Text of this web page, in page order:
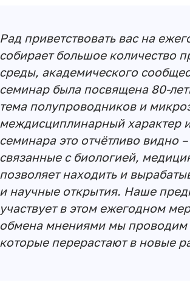
Рад приветствовать вас на
собирает большое количество
среды, академического
семинар была посвящена 80-
тема полупроводников и
междисциплинарный характер
семинара это отчётливо видно
связанные с биологией,
позволяет находить и
и научные открытия. Наше
участвует в этом ежегодном
обмена мнениями мы проводим
которые перерастают в новые